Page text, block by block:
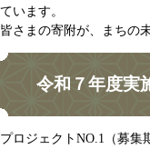
ています。
皆さまの寄附が、まちの
令和７年度実
プロジェクトNO.1（募集